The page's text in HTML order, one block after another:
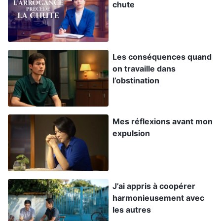
réfléchir, je lui ai dit que j’avais déjà pris des
dispositions et qu’elle n’avait pas à s’en inquiéter.
Au final, les articles que j’ai achetés n’étaient pas
de bonne qualité, et les offrandes ont été
gaspillées. Ça m’a fait paniquer. J’ai compris que
gâcher des offrandes était une transgression
grave. J’ai eu l’impression qu’un poids énorme
pesait sur mon cœur, je ne pouvais plus respirer.
J’ai souvent pleuré en secret et chaque journée a
été déprimante et douloureuse. Mon état a
empiré, j’ai eu plus de mal à faire mon devoir, je
n’arrivais pas à voir clairement les problèmes.
Plus tard, le dirigeant a échangé avec moi, et il
chute
Les conséquences quand
on travaille dans
l’obstination
Mes réflexions avant mon
expulsion
J’ai appris à coopérer
harmonieusement avec
les autres